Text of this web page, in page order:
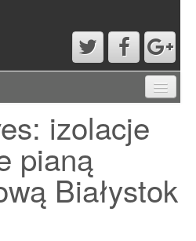
izolacje
pianą
Białystok